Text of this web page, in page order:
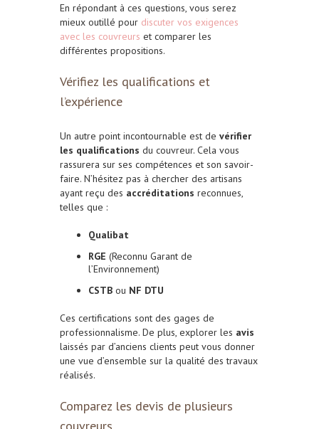
En répondant à ces questions, vous serez
mieux outillé pour discuter vos exigences
avec les couvreurs et comparer les
différentes propositions.
Vérifiez les qualifications et
l’expérience
Un autre point incontournable est de vérifier
les qualifications du couvreur. Cela vous
rassurera sur ses compétences et son savoir-
faire. N’hésitez pas à chercher des artisans
ayant reçu des accréditations reconnues,
telles que :
Qualibat
RGE (Reconnu Garant de
l’Environnement)
CSTB ou NF DTU
Ces certifications sont des gages de
professionnalisme. De plus, explorer les avis
laissés par d’anciens clients peut vous donner
une vue d’ensemble sur la qualité des travaux
réalisés.
Comparez les devis de plusieurs
couvreurs